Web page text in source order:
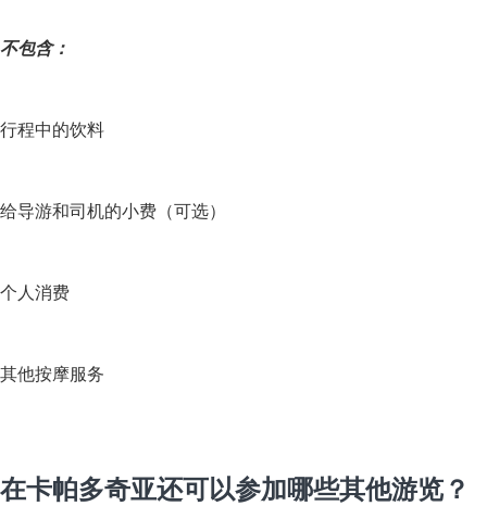
不包含：
行程中的饮料
给导游和司机的小费（可选）
个人消费
其他按摩服务
在卡帕多奇亚还可以参加哪些其他游览？